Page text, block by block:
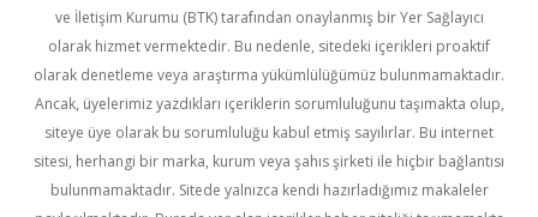
ve İletişim Kurumu (BTK) tarafından onaylanmış bir Yer Sağlayıcı
olarak hizmet vermektedir. Bu nedenle, sitedeki içerikleri proaktif
olarak denetleme veya araştırma yükümlülüğümüz bulunmamaktadır.
Ancak, üyelerimiz yazdıkları içeriklerin sorumluluğunu taşımakta olup,
siteye üye olarak bu sorumluluğu kabul etmiş sayılırlar. Bu internet
sitesi, herhangi bir marka, kurum veya şahıs şirketi ile hiçbir bağlantısı
bulunmamaktadır. Sitede yalnızca kendi hazırladığımız makaleler